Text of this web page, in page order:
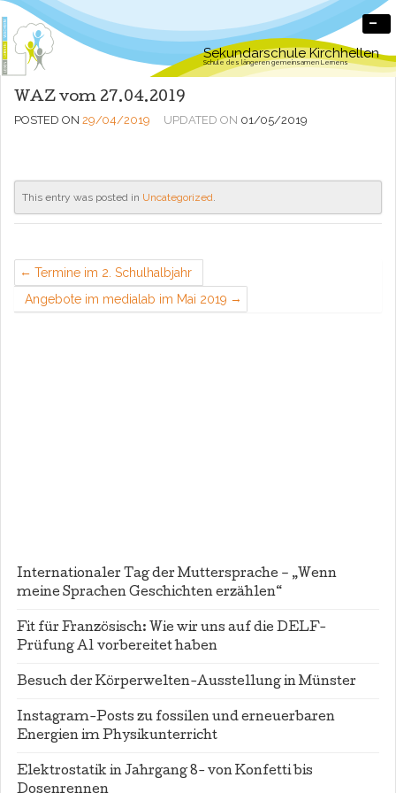
Sekundarschule Kirchhellen
Schule des längeren gemeinsamen Lernens
-
WAZ vom 27.04.2019
POSTED ON 29/04/2019 UPDATED ON 01/05/2019
This entry was posted in Uncategorized
Termine im 2. Schulhalbjahr
Angebote im medialab im Mai 2019
Internationaler Tag der Muttersprache – „Wenn
meine Sprachen Geschichten erzählen“
Fit für Französisch: Wie wir uns auf die DELF-
Prüfung A1 vorbereitet haben
Besuch der Körperwelten-Ausstellung in Münster
Instagram-Posts zu fossilen und erneuerbaren
Energien im Physikunterricht
Elektrostatik in Jahrgang 8- von Konfetti bis
Dosenrennen